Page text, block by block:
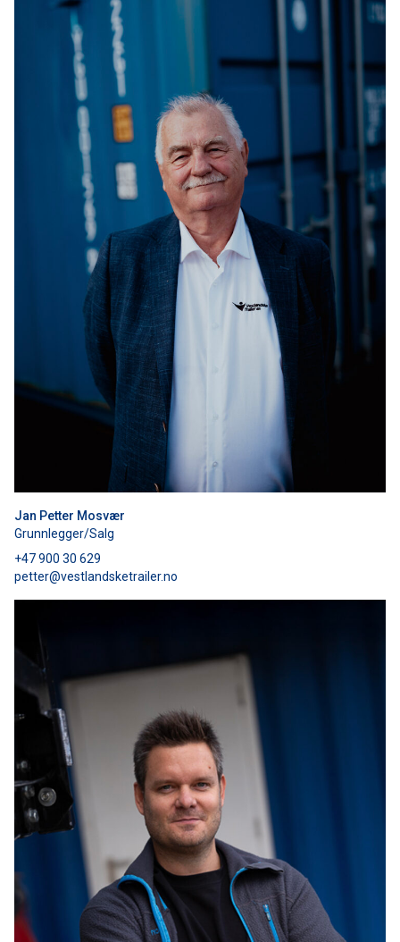
Jan Petter Mosvær
Grunnlegger/Salg
+47 900 30 629
petter@vestlandsketrailer.no